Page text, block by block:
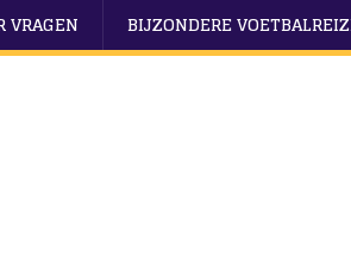
VRAGEN BIJZONDERE